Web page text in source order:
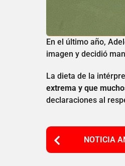
En el último año,
imagen y decidió
La dieta de la
extrema y que
declaraciones al
P
o
NOTICIA